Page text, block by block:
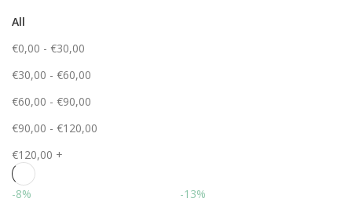
All
€0,00 - €30,00
€30,00 - €60,00
€60,00 - €90,00
€90,00 - €120,00
€120,00 +
-8% -13%